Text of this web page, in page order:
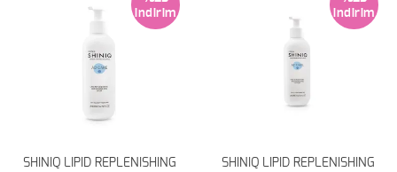
SHINIQ LIPID REPLENISHING
SHINIQ LIPID REPLENISHING